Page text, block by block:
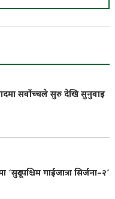
सर्वोच्चले सुरु देखि सुनुवाइ
गाईजात्रा सिर्जना–२’